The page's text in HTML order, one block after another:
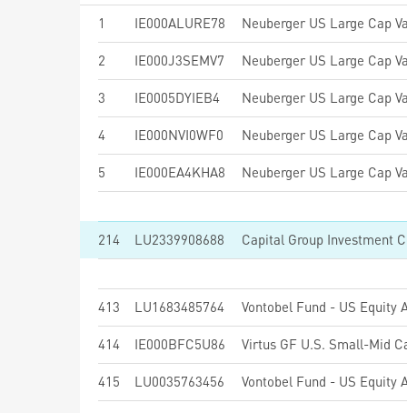
1
IE000ALURE78
2 IE000J3SEMV7
3 IE0005DYIEB4
4 IE000NVI0WF0
5 IE000EA4KHA8
214 LU2339908688
413 LU1683485764 Vontobel Fund - US Equity
414 IE000BFC5U86 Virtus GF U.S. Small-Mid
415 LU0035763456 Vontobel Fund - US Equity